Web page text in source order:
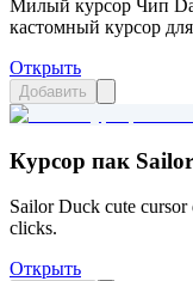
Милый курсор Чип
кастомный курсор
Открыть
Добавить
Курсор пак
Sailor Duck cute
clicks.
Открыть